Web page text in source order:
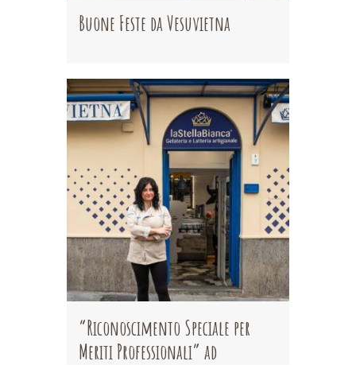
Buone Feste da Vesuvietna
“Riconoscimento Speciale per
Meriti Professionali” ad